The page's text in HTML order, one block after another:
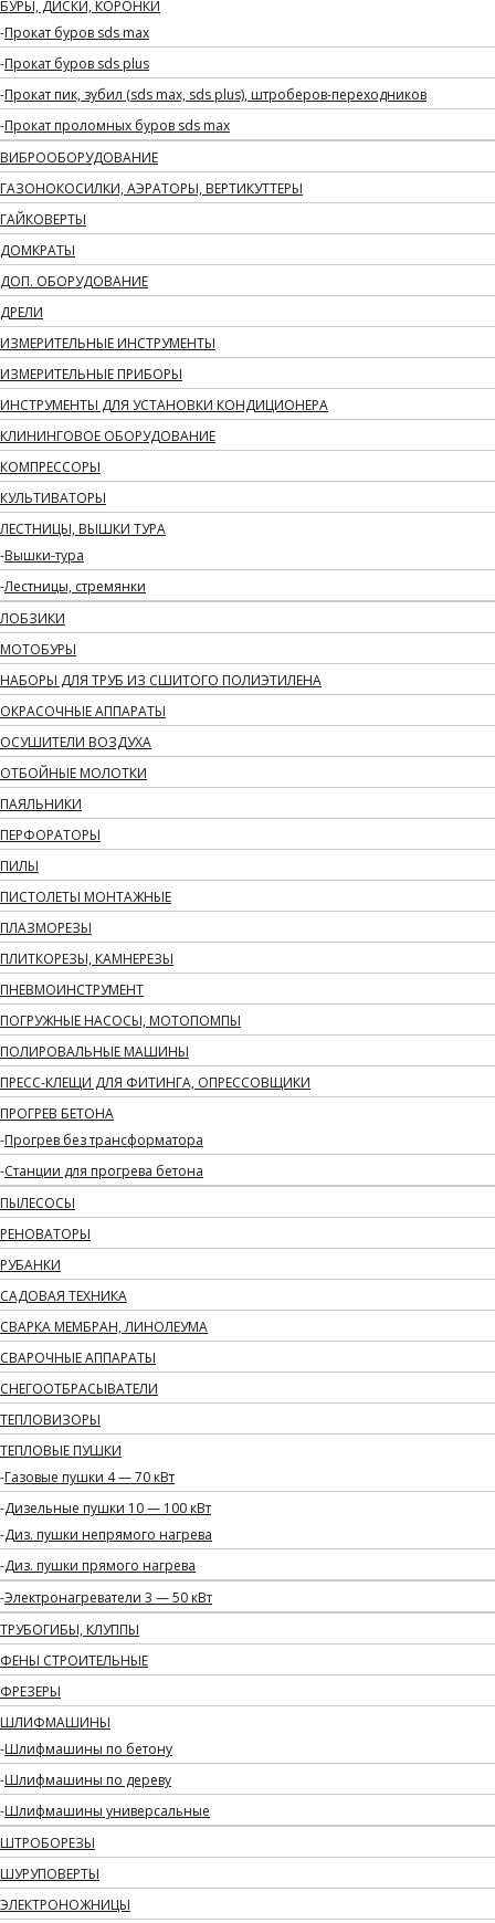
БУРЫ, ДИСКИ, КОРОНКИ
Прокат буров sds max
Прокат буров sds plus
Прокат пик, зубил (sds max, sds plus), штроберов-переходников
Прокат проломных буров sds max
ВИБРООБОРУДОВАНИЕ
ГАЗОНОКОСИЛКИ, АЭРАТОРЫ, ВЕРТИКУТТЕРЫ
ГАЙКОВЕРТЫ
ДОМКРАТЫ
ДОП. ОБОРУДОВАНИЕ
ДРЕЛИ
ИЗМЕРИТЕЛЬНЫЕ ИНСТРУМЕНТЫ
ИЗМЕРИТЕЛЬНЫЕ ПРИБОРЫ
ИНСТРУМЕНТЫ ДЛЯ УСТАНОВКИ КОНДИЦИОНЕРА
КЛИНИНГОВОЕ ОБОРУДОВАНИЕ
КОМПРЕССОРЫ
КУЛЬТИВАТОРЫ
ЛЕСТНИЦЫ, ВЫШКИ ТУРА
Вышки-тура
Лестницы, стремянки
ЛОБЗИКИ
МОТОБУРЫ
НАБОРЫ ДЛЯ ТРУБ ИЗ СШИТОГО ПОЛИЭТИЛЕНА
ОКРАСОЧНЫЕ АППАРАТЫ
ОСУШИТЕЛИ ВОЗДУХА
ОТБОЙНЫЕ МОЛОТКИ
ПАЯЛЬНИКИ
ПЕРФОРАТОРЫ
ПИЛЫ
ПИСТОЛЕТЫ МОНТАЖНЫЕ
ПЛАЗМОРЕЗЫ
ПЛИТКОРЕЗЫ, КАМНЕРЕЗЫ
ПНЕВМОИНСТРУМЕНТ
ПОГРУЖНЫЕ НАСОСЫ, МОТОПОМПЫ
ПОЛИРОВАЛЬНЫЕ МАШИНЫ
ПРЕСС-КЛЕЩИ ДЛЯ ФИТИНГА, ОПРЕССОВЩИКИ
ПРОГРЕВ БЕТОНА
Прогрев без трансформатора
Станции для прогрева бетона
ПЫЛЕСОСЫ
РЕНОВАТОРЫ
РУБАНКИ
САДОВАЯ ТЕХНИКА
СВАРКА МЕМБРАН, ЛИНОЛЕУМА
СВАРОЧНЫЕ АППАРАТЫ
СНЕГООТБРАСЫВАТЕЛИ
ТЕПЛОВИЗОРЫ
ТЕПЛОВЫЕ ПУШКИ
Газовые пушки 4 — 70 кВт
Дизельные пушки 10 — 100 кВт
Диз. пушки непрямого нагрева
Диз. пушки прямого нагрева
Электронагреватели 3 — 50 кВт
ТРУБОГИБЫ, КЛУППЫ
ФЕНЫ СТРОИТЕЛЬНЫЕ
ФРЕЗЕРЫ
ШЛИФМАШИНЫ
Шлифмашины по бетону
Шлифмашины по дереву
Шлифмашины универсальные
ШТРОБОРЕЗЫ
ШУРУПОВЕРТЫ
ЭЛЕКТРОНОЖНИЦЫ